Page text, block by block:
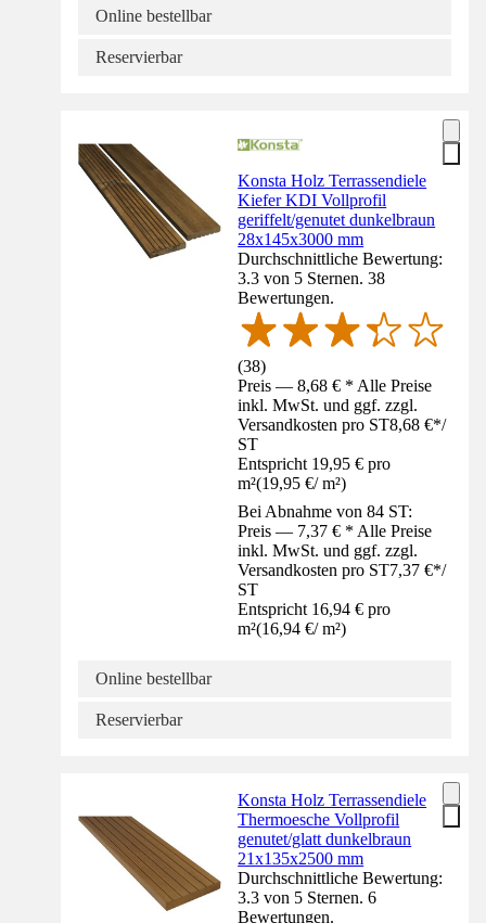
Online bestellbar
Reservierbar
Konsta Holz Terrassendiele
Kiefer KDI Vollprofil
geriffelt/genutet dunkelbraun
28x145x3000 mm
Durchschnittliche Bewertung:
3.3 von 5 Sternen. 38
Bewertungen.
(38)
Preis — 8,68 € * Alle Preise
inkl. MwSt. und ggf. zzgl.
Versandkosten pro ST8,68 €*/
ST
Entspricht 19,95 € pro
m²(19,95 €/ m²)
Bei Abnahme von 84 ST:
Preis — 7,37 € * Alle Preise
inkl. MwSt. und ggf. zzgl.
Versandkosten pro ST7,37 €*/
ST
Entspricht 16,94 € pro
m²(16,94 €/ m²)
Online bestellbar
Reservierbar
Konsta Holz Terrassendiele
Thermoesche Vollprofil
genutet/glatt dunkelbraun
21x135x2500 mm
Durchschnittliche Bewertung:
3.3 von 5 Sternen. 6
Bewertungen.